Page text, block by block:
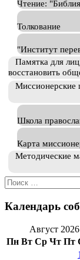
Чтение:
Толкование
"Институт
Памятка для
восстановить
Миссионерские
Школа
Карта
Методические
Искать:
Календарь
Август 2026
Пн Вт Ср Чт Пт
1